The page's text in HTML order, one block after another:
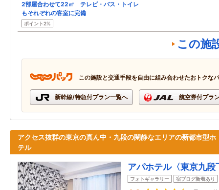
2部屋合わせて22㎡ テレビ・バス・トイレ
もそれぞれの客室に完備
ポイント2%
この施
この施設と交通手段を自由に組み合わせたおトクな
新幹線/特急付プラン一覧へ 航空券付プラ
アクセス抜群の東京の真ん中・九段の閑静なエリアの新都市型ホ
テル
アパホテル〈東京九段
フォトギャラリー 宿ブログ新着あり